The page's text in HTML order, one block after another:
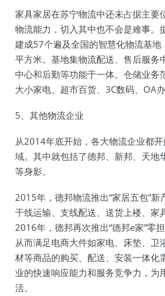
家具家居在苏宁物流中还未占据主要
物流能力，切入其中也不会是难事。
建成57个遍及全国的智慧化物流基
平方米。基地集物流配送、售后服务
中心和后勤等功能于一体。仓储业务
大小家电、超市百货、3C数码、OA办
5、其他物流企业
从2014年底开始，各大物流企业都
域。其中就包括了德邦、新邦、天地
等身影。
2015年，德邦物流推出“家居五包”新
干线运输、支线配送、送货上楼、家
2016年，德邦再次推出“德邦e家”零
从而满足电商大件如家电、床垫、卫
材等商品的购买、配送、安装一体化
业的快速响应能力和服务竞争力，为
活。